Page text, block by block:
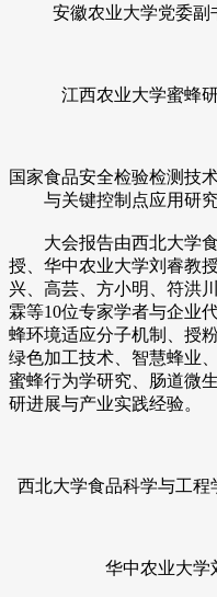
安徽农业大学党委副
江西农业大学蜜蜂
国家食品安全检验检测技
与关键控制点应用研
大会报告由西北大学食
授、华中农业大学刘睿教
兴、高芸、方小明、符洪
霖等10位专家学者与企业
蜂环境适应分子机制、授
绿色加工技术、智慧蜂业
蜜蜂行为学研究、肠道微
研进展与产业实践经验。
西北大学食品科学与工
华中农业大学